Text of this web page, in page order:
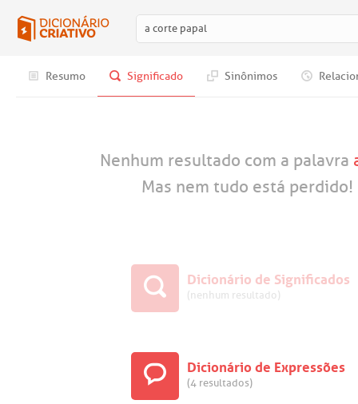
Resumo Significado Sinônimos
Nenhum resultado com a palavra
Mas nem tudo está
Dicionário de Significados
(nenhum resultado)
Dicionário de Expressões
(4 resultados)